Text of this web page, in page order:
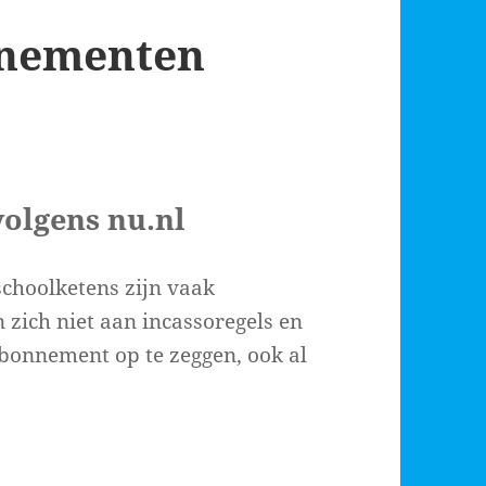
nu.nl
zijn vaak
niet aan incassoregels en
op te zeggen, ook al